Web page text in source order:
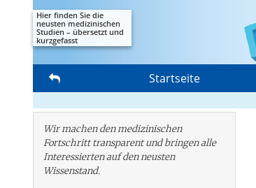
Hier finden Sie die
neusten medizinischen
Studien – übersetzt und
kurzgefasst
Startseite
Wir machen den medizinischen
Fortschritt transparent und bringen alle
Interessierten auf den neusten
Wissenstand.